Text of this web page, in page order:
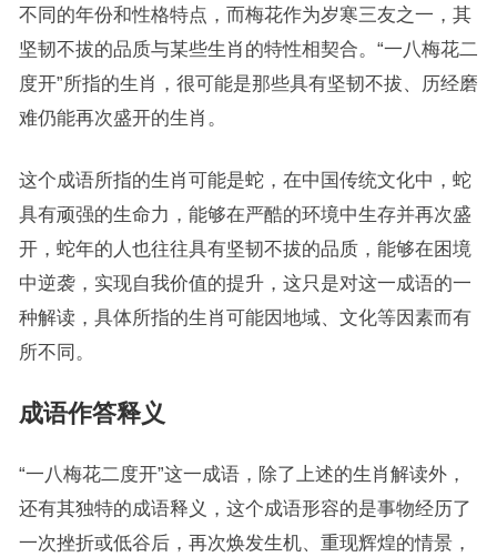
不同的年份和性格特点，而梅花作为岁寒三友之一，其
坚韧不拔的品质与某些生肖的特性相契合。“一八梅花二
度开”所指的生肖，很可能是那些具有坚韧不拔、历经磨
难仍能再次盛开的生肖。
这个成语所指的生肖可能是蛇，在中国传统文化中，蛇
具有顽强的生命力，能够在严酷的环境中生存并再次盛
开，蛇年的人也往往具有坚韧不拔的品质，能够在困境
中逆袭，实现自我价值的提升，这只是对这一成语的一
种解读，具体所指的生肖可能因地域、文化等因素而有
所不同。
成语作答释义
“一八梅花二度开”这一成语，除了上述的生肖解读外，
还有其独特的成语释义，这个成语形容的是事物经历了
一次挫折或低谷后，再次焕发生机、重现辉煌的情景，